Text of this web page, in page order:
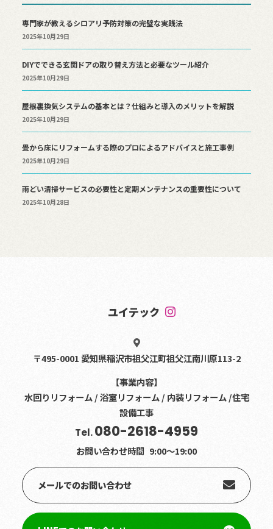
専門家が教えるシロアリ予防対策の完璧な実践法
2025年10月29日
DIYでできる玄関ドアの取り替え方法と必要なツール紹介
2025年10月29日
屋根裏換気システムの基本とは？仕組みと導入のメリットを解説
2025年10月29日
畳から床にリフォームする際のプロによるアドバイスと施工事例
2025年10月29日
雨どい清掃サービスの必要性と定期メンテナンスの重要性について
2025年10月28日
ユイテック
〒495-0001 愛知県稲沢市祖父江町祖父江南川原113-2
【事業内容】
水回りリフォーム / 浴室リフォーム / 内装リフォーム /住宅
設備工事
Tel. 080-2618-4959
お問い合わせ時間 9:00〜19:00
メールでのお問い合わせ